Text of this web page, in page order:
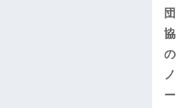
団
協
の
ノ
ー